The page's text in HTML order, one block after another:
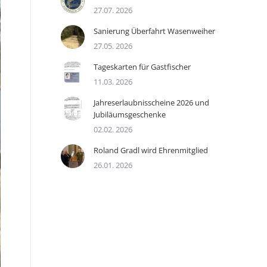
27.07. 2026
Sanierung Überfahrt Wasenweiher
27.05. 2026
Tageskarten für Gastfischer
11.03. 2026
Jahreserlaubnisscheine 2026 und
Jubiläumsgeschenke
02.02. 2026
Roland Gradl wird Ehrenmitglied
26.01. 2026